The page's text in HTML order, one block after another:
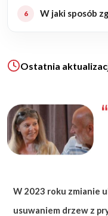
O NAS
KONAKT
ZAPISZ SIĘ
W jaki sposób
Ostatnia
W 2023 roku zmianie
usuwaniem drzew z